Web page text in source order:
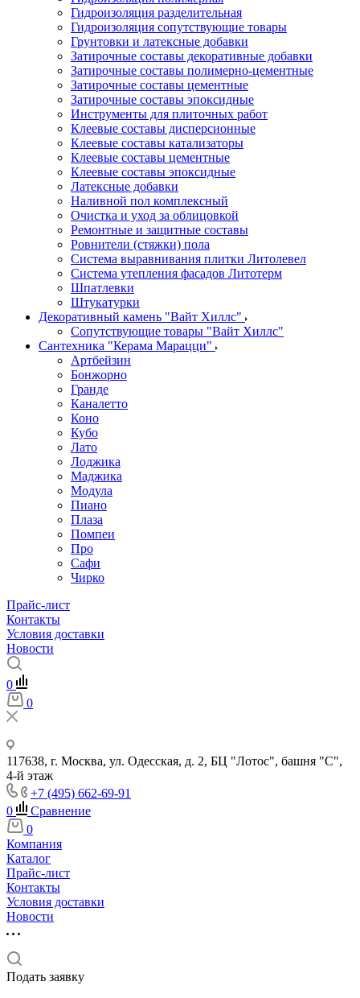
Гидроизоляция разделительная
Гидроизоляция сопутствующие товары
Грунтовки и латексные добавки
Затирочные составы декоративные добавки
Затирочные составы полимерно-цементные
Затирочные составы цементные
Затирочные составы эпоксидные
Инструменты для плиточных работ
Клеевые составы дисперсионные
Клеевые составы катализаторы
Клеевые составы цементные
Клеевые составы эпоксидные
Латексные добавки
Наливной пол комплексный
Очистка и уход за облицовкой
Ремонтные и защитные составы
Ровнители (стяжки) пола
Система выравнивания плитки Литолевел
Система утепления фасадов Литотерм
Шпатлевки
Штукатурки
Декоративный камень "Вайт Хиллс"
Сопутствующие товары "Вайт Хиллс"
Сантехника "Керама Марацци"
Артбейзин
Бонжорно
Гранде
Каналетто
Коно
Кубо
Лато
Лоджика
Маджика
Модула
Пиано
Плаза
Помпеи
Про
Сафи
Чирко
Прайс-лист
Контакты
Условия доставки
Новости
0
0
117638, г. Москва, ул. Одесская, д. 2, БЦ "Лотос", башня "С",
4-й этаж
+7 (495) 662-69-91
0
Сравнение
0
Компания
Каталог
Прайс-лист
Контакты
Условия доставки
Новости
Подать заявку